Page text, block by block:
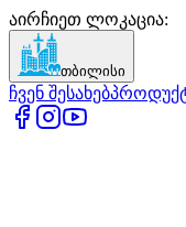
აირჩიეთ ლოკაცია:
თბილისი
ჩვენ შესახებ